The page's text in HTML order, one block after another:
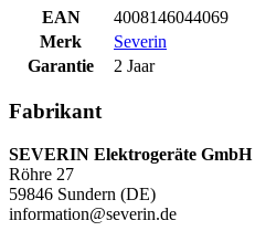
EAN
4008146044069
Merk
Severin
Garantie
2 Jaar
Fabrikant
SEVERIN Elektrogeräte GmbH
Röhre 27
59846 Sundern (DE)
information@severin.de